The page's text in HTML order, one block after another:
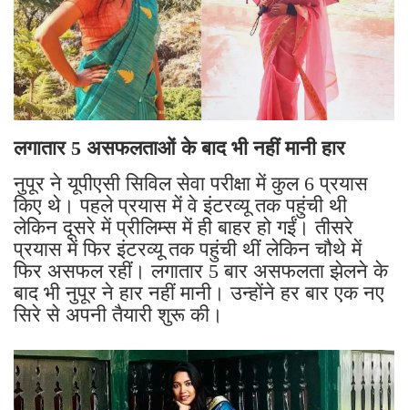
लगातार 5 असफलताओं के बाद भी नहीं मानी हार
नुपूर ने यूपीएसी सिविल सेवा परीक्षा में कुल 6 प्रयास
किए थे। पहले प्रयास में वे इंटरव्यू तक पहुंची थी
लेकिन दूसरे में प्रीलिम्स में ही बाहर हो गईं। तीसरे
प्रयास में फिर इंटरव्यू तक पहुंची थीं लेकिन चौथे में
फिर असफल रहीं। लगातार 5 बार असफलता झेलने के
बाद भी नुपूर ने हार नहीं मानी। उन्होंने हर बार एक नए
सिरे से अपनी तैयारी शुरू की।